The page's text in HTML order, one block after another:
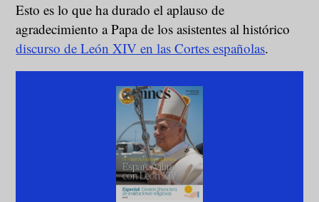
Esto es lo que ha durado el aplauso de
agradecimiento a Papa de los asistentes al histórico
discurso de León XIV en las Cortes españolas.